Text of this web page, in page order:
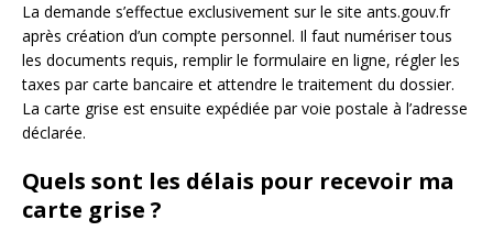
La demande s’effectue exclusivement sur le site ants.gouv.fr
après création d’un compte personnel. Il faut numériser tous
les documents requis, remplir le formulaire en ligne, régler les
taxes par carte bancaire et attendre le traitement du dossier.
La carte grise est ensuite expédiée par voie postale à l’adresse
déclarée.
Quels sont les délais pour recevoir ma
carte grise ?